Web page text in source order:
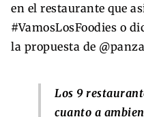
en el restaurante que
#VamosLosFoodies o
la propuesta de
Los 9
cuanto a